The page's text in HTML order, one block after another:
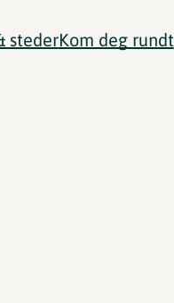
stederKom deg rundt